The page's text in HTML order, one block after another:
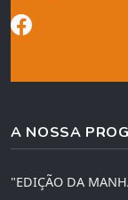
A NOSSA
"EDIÇÃO DA